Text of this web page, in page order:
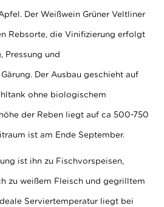
Der Weißwein Grüner Veltliner
Rebsorte, die Vinifizierung erfolgt
Pressung und
Der Ausbau geschieht auf
ohne biologischem
der Reben liegt auf ca 500-750
ist am Ende September.
ist ihn zu Fischvorspeisen,
zu weißem Fleisch und gegrilltem
Serviertemperatur liegt bei